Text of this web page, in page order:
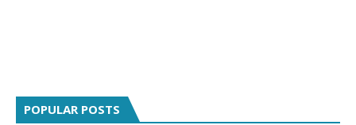
POPULAR POSTS